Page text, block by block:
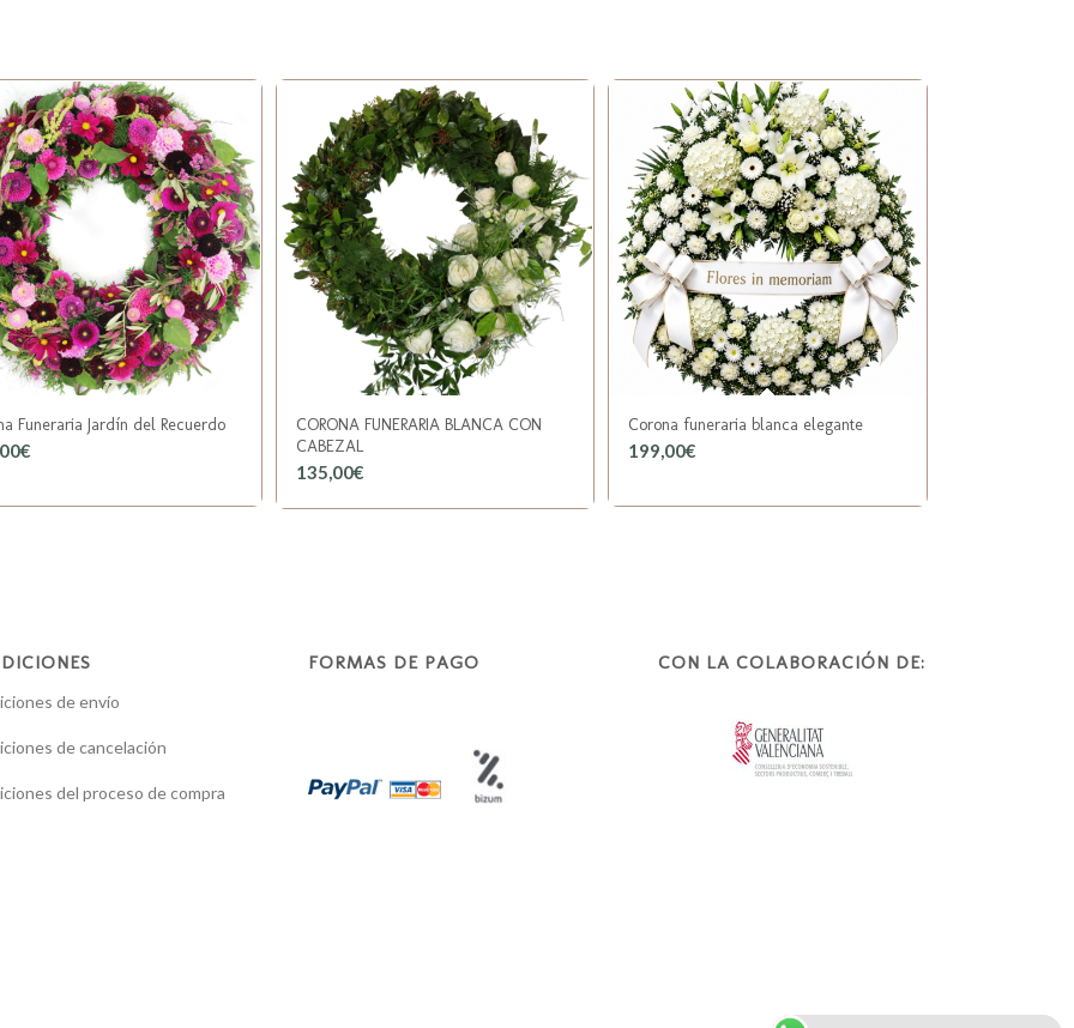
Funeraria Jardín del Recuerdo
€
CORONA FUNERARIA BLANCA CON
CABEZAL
135,00€
Corona funeraria blanca elegante
199,00€
de envío
de cancelación
del proceso de compra
FORMAS DE PAGO CON LA COLABORACIÓN DE: